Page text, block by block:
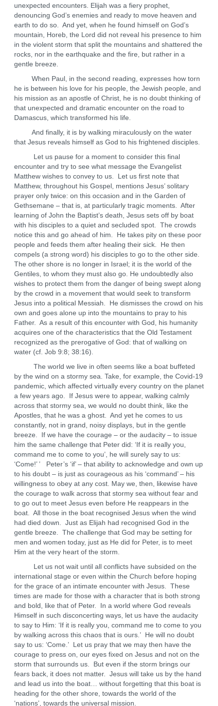
unexpected encounters. Elijah was a fiery prophet,
denouncing God’s enemies and ready to move heaven and
earth to do so. And yet, when he found himself on God’s
mountain, Horeb, the Lord did not reveal his presence to him
in the violent storm that split the mountains and shattered the
rocks, nor in the earthquake and the fire, but rather in a
gentle breeze.
When Paul, in the second reading, expresses how torn
he is between his love for his people, the Jewish people, and
his mission as an apostle of Christ, he is no doubt thinking of
that unexpected and dramatic encounter on the road to
Damascus, which transformed his life.
And finally, it is by walking miraculously on the water
that Jesus reveals himself as God to his frightened disciples.
Let us pause for a moment to consider this final
encounter and try to see what message the Evangelist
Matthew wishes to convey to us. Let us first note that
Matthew, throughout his Gospel, mentions Jesus’ solitary
prayer only twice: on this occasion and in the Garden of
Gethsemane – that is, at particularly tragic moments. After
learning of John the Baptist’s death, Jesus sets off by boat
with his disciples to a quiet and secluded spot. The crowds
notice this and go ahead of him. He takes pity on these poor
people and feeds them after healing their sick. He then
compels (a strong word) his disciples to go to the other side.
The other shore is no longer in Israel; it is the world of the
Gentiles, to whom they must also go. He undoubtedly also
wishes to protect them from the danger of being swept along
by the crowd in a movement that would seek to transform
Jesus into a political Messiah. He dismisses the crowd on his
own and goes alone up into the mountains to pray to his
Father. As a result of this encounter with God, his humanity
acquires one of the characteristics that the Old Testament
recognized as the prerogative of God: that of walking on
water (cf. Job 9:8; 38:16).
The world we live in often seems like a boat buffeted
by the wind on a stormy sea. Take, for example, the Covid-19
pandemic, which affected virtually every country on the planet
a few years ago. If Jesus were to appear, walking calmly
across that stormy sea, we would no doubt think, like the
Apostles, that he was a ghost. And yet he comes to us
constantly, not in grand, noisy displays, but in the gentle
breeze. If we have the courage – or the audacity – to issue
him the same challenge that Peter did: ‘If it is really you,
command me to come to you’, he will surely say to us:
‘Come!’ ’ Peter’s ‘if’ – that ability to acknowledge and own up
to his doubt – is just as courageous as his ‘command’ – his
willingness to obey at any cost. May we, then, likewise have
the courage to walk across that stormy sea without fear and
to go out to meet Jesus even before He reappears in the
boat. All those in the boat recognised Jesus when the wind
had died down. Just as Elijah had recognised God in the
gentle breeze. The challenge that God may be setting for
men and women today, just as He did for Peter, is to meet
Him at the very heart of the storm.
Let us not wait until all conflicts have subsided on the
international stage or even within the Church before hoping
for the grace of an intimate encounter with Jesus. These
times are made for those with a character that is both strong
and bold, like that of Peter. In a world where God reveals
Himself in such disconcerting ways, let us have the audacity
to say to Him: ‘If it is really you, command me to come to you
by walking across this chaos that is ours.’ He will no doubt
say to us: ‘Come.’ Let us pray that we may then have the
courage to press on, our eyes fixed on Jesus and not on the
storm that surrounds us. But even if the storm brings our
fears back, it does not matter. Jesus will take us by the hand
and lead us into the boat… without forgetting that this boat is
heading for the other shore, towards the world of the
‘nations’, towards the universal mission.